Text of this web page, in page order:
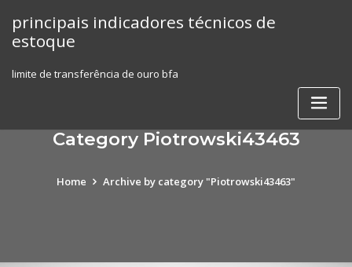
content
principais indicadores técnicos de
estoque
limite de transferência de ouro bfa
Category Piotrowski43463
Home Archive by category "Piotrowski43463"